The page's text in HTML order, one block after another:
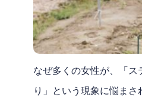
なぜ多くの女性が、「
り」という現象に悩まさ